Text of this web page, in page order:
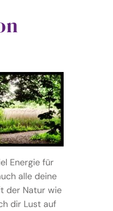
Energie für
alle deine
der Natur wie
dir Lust auf